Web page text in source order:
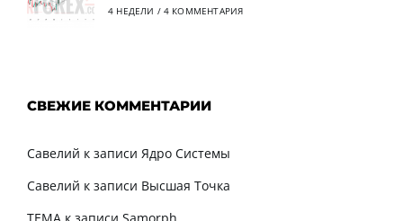
4 НЕДЕЛИ / 4 КОММЕНТАРИЯ
СВЕЖИЕ КОММЕНТАРИИ
Савелий к записи Ядро Системы
Савелий к записи Высшая Точка